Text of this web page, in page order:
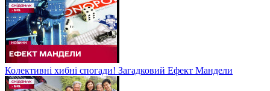
Колективні хибні спогади! Загадковий Ефект Мандели